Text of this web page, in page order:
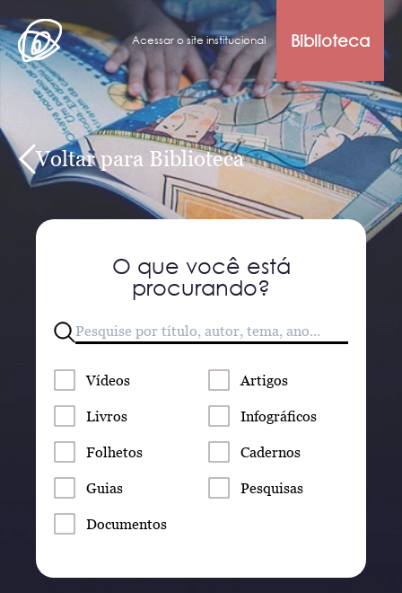
Acessar o site institucional Biblioteca
Voltar para Biblioteca
O que você está
procurando?
Vídeos Artigos
Livros Infográficos
Folhetos Cadernos
Guias Pesquisas
Documentos